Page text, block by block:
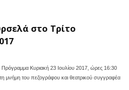
στο Τρίτο
Κυριακή 23 Ιουλίου 2017, ώρες 16:30
μνήμη του πεζογράφου και θεατρικού συγγραφέα